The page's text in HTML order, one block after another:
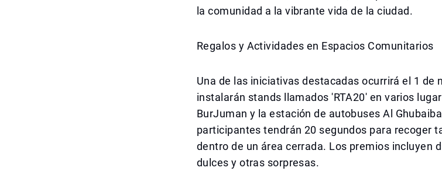
la comunidad a la vibrante vida de la ciudad.
Regalos y Actividades en Espacios Comunitarios
Una de las iniciativas destacadas ocurrirá el 1 de
instalarán stands llamados 'RTA20' en varios
BurJuman y la estación de autobuses Al
participantes tendrán 20 segundos para recoger
dentro de un área cerrada. Los premios incluyen
dulces y otras sorpresas.